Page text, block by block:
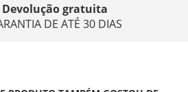
Devolução gratuita
DE ATÉ 30 DIAS